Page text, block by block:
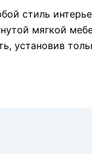
стиль
мягкой
установив